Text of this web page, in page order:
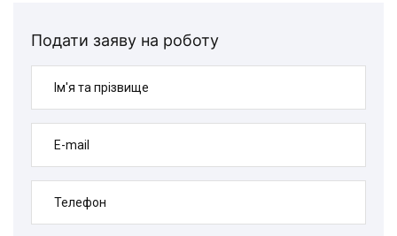
Подати заяву на роботу
Ім'я та прізвище
E-mail
Телефон